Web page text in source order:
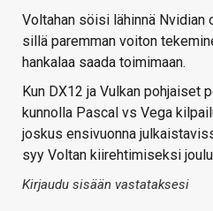
Voltahan söisi lähinnä Nvidian
sillä paremman voiton
hankalaa saada toimimaan.
Kun DX12 ja Vulkan pohjaiset
kunnolla Pascal vs Vega
joskus ensivuonna
syy Voltan kiirehtimiseksi
Kirjaudu sisään vastataksesi